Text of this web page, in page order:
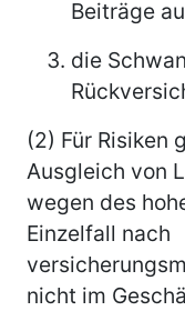
Beiträge
die
(2) Für Risiken
Ausgleich von
wegen des
Einzelfall nach
nicht im